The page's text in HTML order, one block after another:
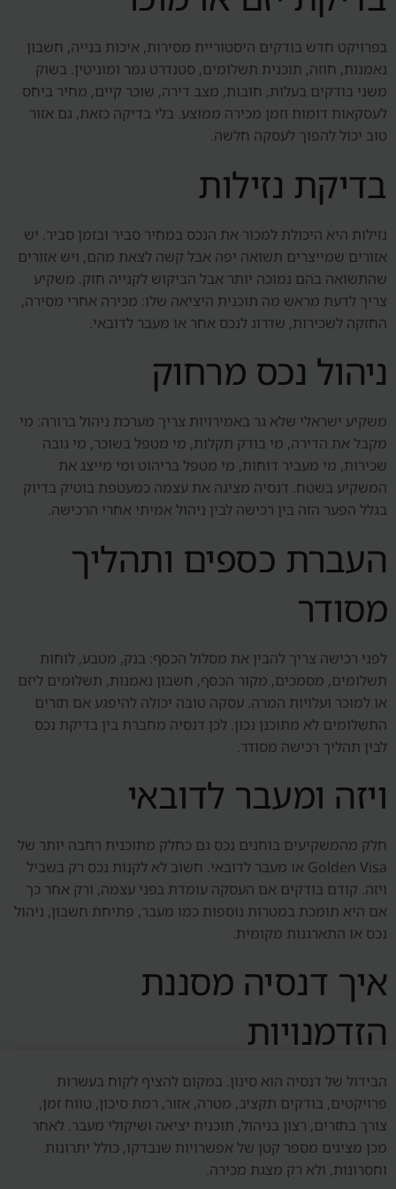
בפרויקט חדש בודקים היסטוריית מסירות, איכות בנייה, חשבון
נאמנות, חוזה, תוכנית תשלומים, סטנדרט גמר ומוניטין. בשוק
משני בודקים בעלות, חובות, מצב דירה, שוכר קיים, מחיר ביחס
לעסקאות דומות וזמן מכירה ממוצע. בלי בדיקה כזאת, גם אזור
טוב יכול להפוך לעסקה חלשה.
בדיקת נזילות
נזילות היא היכולת למכור את הנכס במחיר סביר ובזמן סביר. יש
אזורים שמייצרים תשואה יפה אבל קשה לצאת מהם, ויש אזורים
שהתשואה בהם נמוכה יותר אבל הביקוש לקנייה חזק. משקיע
צריך לדעת מראש מה תוכנית היציאה שלו: מכירה אחרי מסירה,
החזקה לשכירות, שדרוג לנכס אחר או מעבר לדובאי.
ניהול נכס מרחוק
משקיע ישראלי שלא גר באמירויות צריך מערכת ניהול ברורה: מי
מקבל את הדירה, מי בודק תקלות, מי מטפל בשוכר, מי גובה
שכירות, מי מעביר דוחות, מי מטפל בריהוט ומי מייצג את
המשקיע בשטח. דנסיה מציגה את עצמה כמעטפת בוטיק בדיוק
בגלל הפער הזה בין רכישה לבין ניהול אמיתי אחרי הרכישה.
העברת כספים ותהליך
מסודר
לפני רכישה צריך להבין את מסלול הכסף: בנק, מטבע, לוחות
תשלומים, מסמכים, מקור הכסף, חשבון נאמנות, תשלומים ליזם
או למוכר ועלויות המרה. עסקה טובה יכולה להיפגע אם תזרים
התשלומים לא מתוכנן נכון. לכן דנסיה מחברת בין בדיקת נכס
לבין תהליך רכישה מסודר.
ויזה ומעבר לדובאי
חלק מהמשקיעים בוחנים נכס גם כחלק מתוכנית רחבה יותר של
Golden Visa או מעבר לדובאי. חשוב לא לקנות נכס רק בשביל
ויזה. קודם בודקים אם העסקה עומדת בפני עצמה, ורק אחר כך
אם היא תומכת במטרות נוספות כמו מעבר, פתיחת חשבון, ניהול
נכס או התארגנות מקומית.
איך דנסיה מסננת
הזדמנויות
הבידול של דנסיה הוא סינון. במקום להציף לקוח בעשרות
פרויקטים, בודקים תקציב, מטרה, אזור, רמת סיכון, טווח זמן,
צורך בתזרים, רצון בניהול, תוכנית יציאה ושיקולי מעבר. לאחר
מכן מציגים מספר קטן של אפשרויות שנבדקו, כולל יתרונות
וחסרונות, ולא רק מצגת מכירה.